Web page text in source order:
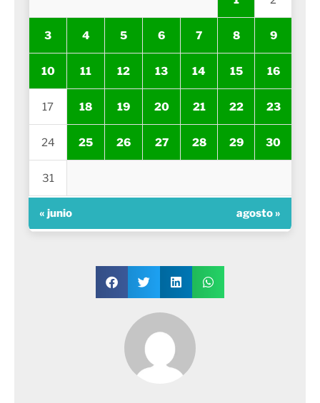
3 4 5 6 7 8 9
10 11 12 13 14 15 16
17 18 19 20 21 22 23
24 25 26 27 28 29 30
31
« junio agosto »